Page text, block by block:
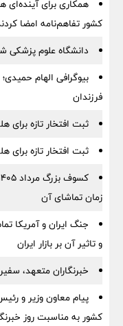
همکاری برای
کشور تفاهم‌نامه امضا
دانشگاه علوم
بیوگرافی الهام
فرزندان
ثبت افتخار تازه
ثبت افتخار تازه
زمان تماشای آن
و تاثیر آن بر بازار ایران
خبرنگاران متعهد،
پیام معاون وزیر و
کشور به مناسبت روز